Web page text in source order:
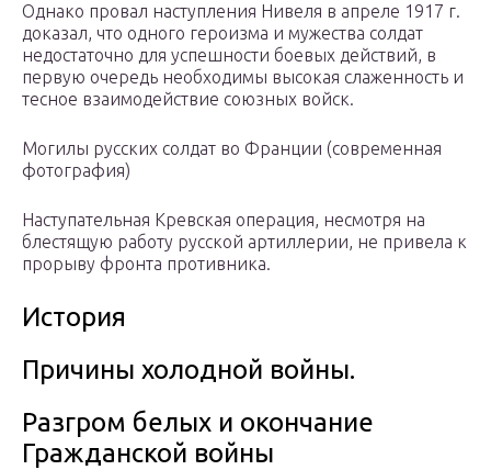
Однако провал наступления Нивеля в апреле 1917 г.
доказал, что одного героизма и мужества солдат
недостаточно для успешности боевых действий, в
первую очередь необходимы высокая слаженность и
тесное взаимодействие союзных войск.
Могилы русских солдат во Франции (современная
фотография)
Наступательная Кревская операция, несмотря на
блестящую работу русской артиллерии, не привела к
прорыву фронта противника.
История
Причины холодной войны.
Разгром белых и окончание
Гражданской войны